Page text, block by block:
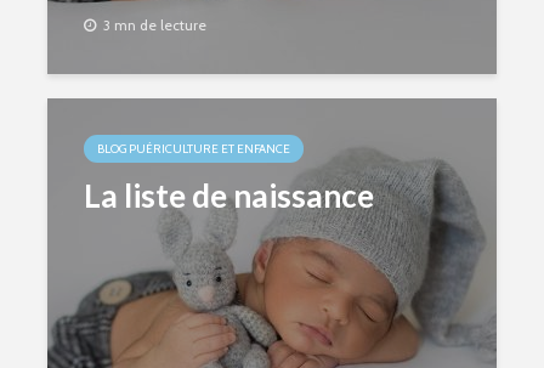
3 mn de lecture
BLOG PUÉRICULTURE ET ENFANCE
La liste de naissance